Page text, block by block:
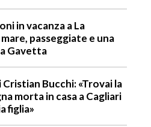
in vacanza a La
passeggiate e una
Gavetta
Cristian Bucchi: «Trovai la
morta in casa a Cagliari
figlia»